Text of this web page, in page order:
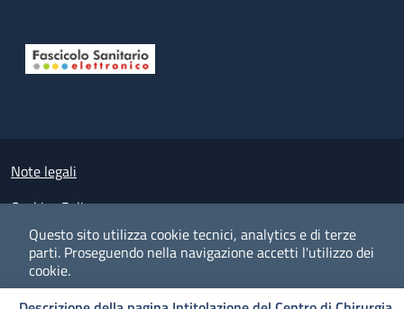
Questo sito utilizza cookie tecnici, analytics e di terze
parti. Proseguendo nella navigazione accetti l'utilizzo dei
cookie.
Small prints
Note legali
Cookies Policy
Policy privacy e protezione del dato personale
Albo pretorio on-line